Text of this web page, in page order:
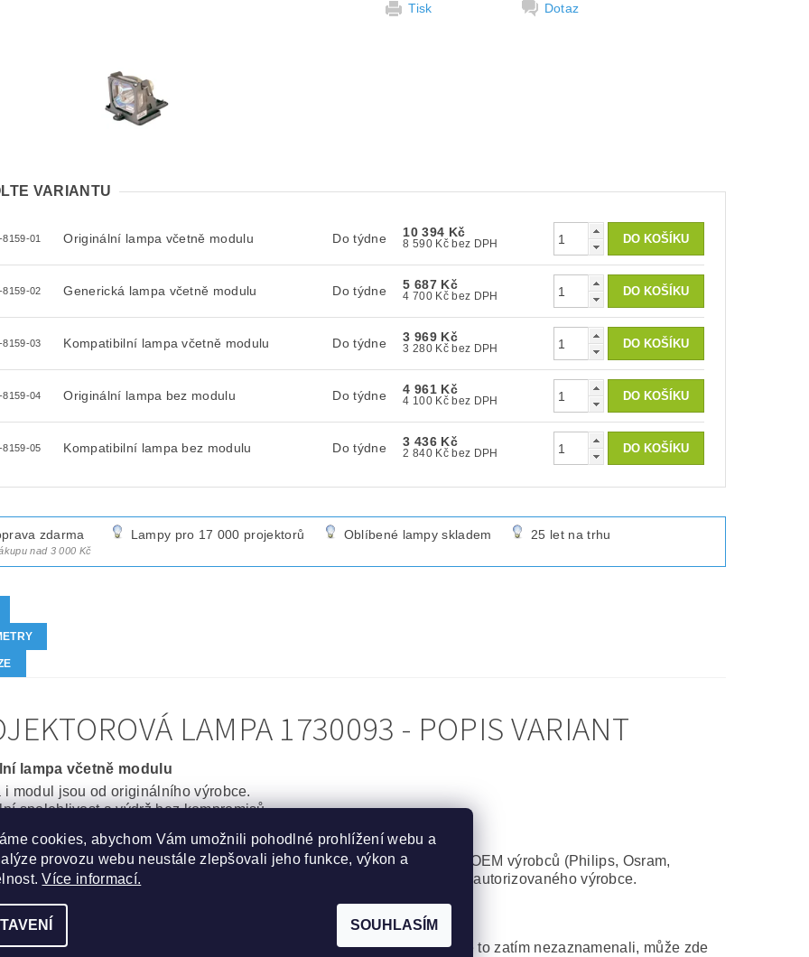
Tisk
Dotaz
VARIANTU
8159-01 Originální lampa včetně modulu Do týdne 10 394 Kč
8 590 Kč bez DPH
8159-02 Generická lampa včetně modulu Do týdne 5 687 Kč
4 700 Kč bez DPH
8159-03 Kompatibilní lampa včetně modulu Do týdne 3 969 Kč
3 280 Kč bez DPH
8159-04 Originální lampa bez modulu Do týdne 4 961 Kč
4 100 Kč bez DPH
8159-05 Kompatibilní lampa bez modulu Do týdne 3 436 Kč
2 840 Kč bez DPH
zdarma
nad 3 000 Kč
Lampy pro 17 000 projektorů Oblíbené lampy skladem 25 let na trhu
LAMPA 1730093 - POPIS VARIANT
lampa včetně modulu
i modul jsou od originálního výrobce.
spolehlivost a výdrž bez kompromisů.
lampa včetně modulu
řešení, za dobrou cenu. Kvalitní originální výbojka od některého z OEM výrobců (Philips, Osram,
Iwasaki, Matsushita, Ushio) s montážním modulem od kompatibilního autorizovaného výrobce.
lampa s modulem
i modul od alternativního výrobce. Cenově velmi dobré řešení. Ač jsme to zatím nezaznamenali, může zde
cookies, abychom Vám umožnili pohodlné prohlížení webu a
provozu webu neustále zlepšovali jeho funkce, výkon a
Více informací.
SOUHLASÍM